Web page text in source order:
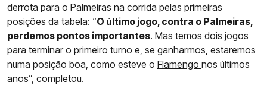
derrota para o Palmeiras na corrida pelas primeiras
posições da tabela: “O último jogo, contra o Palmeiras,
perdemos pontos importantes. Mas temos dois jogos
para terminar o primeiro turno e, se ganharmos, estaremos
numa posição boa, como esteve o Flamengo nos últimos
anos”, completou.